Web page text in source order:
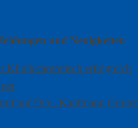
und Neuigkeiten
Klinikstammtisch erfolgreich
auf Dipl.-Kaufmann Günter